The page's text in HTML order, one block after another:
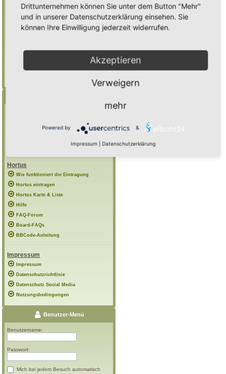
Benutze ein * als Platzhalter für teilweis
Übereinstimmungen
Mulchfindet "Mulch", Mulch*findet auch
Weitere Hilfe zur Suche
Foren-Übersicht
Hortus
Wie funktioniert die Eintragung
Hortus eintragen
Hortus Karte & Liste
Hilfe
FAQ-Forum
Board-FAQs
BBCode-Anleitung
Impressum
Impressum
Datenschutzrichtlinie
Datenschutz Social Media
Nutzungsbedingungen
Benutzer-Menü
Benutzername:
Passwort:
Mich bei jedem Besuch automatisch
Drittunternehmen können Sie unter dem Button "Mehr"
und in unserer Datenschutzerklärung einsehen. Sie
können Ihre Einwilligung jederzeit widerrufen.
Akzeptieren
Verweigern
mehr
Powered by &
Impressum Datenschutzerklärung